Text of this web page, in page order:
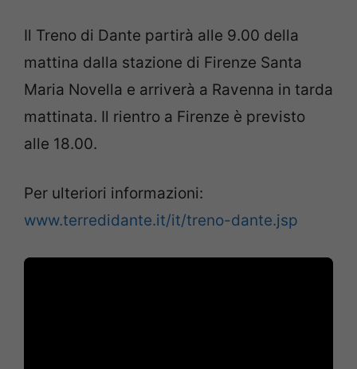
Il Treno di Dante partirà alle 9.00 della
mattina dalla stazione di Firenze Santa
Maria Novella e arriverà a Ravenna in tarda
mattinata. Il rientro a Firenze è previsto
alle 18.00.
Per ulteriori informazioni:
www.terredidante.it/it/treno-dante.jsp